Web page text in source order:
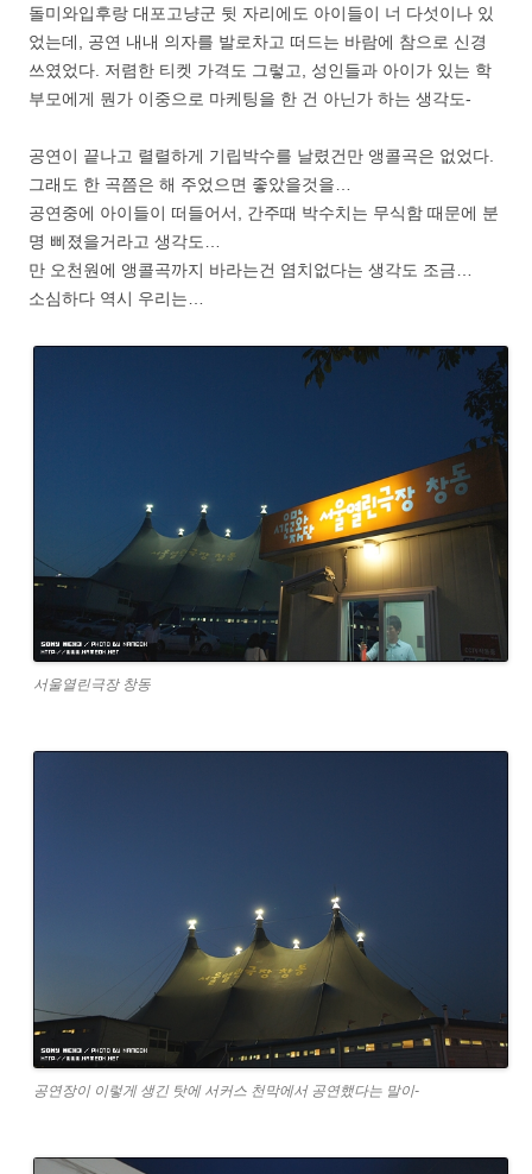
돌미와입후랑 대포고냥군 뒷 자리에도 아이들이 너 다섯이나 있
었는데, 공연 내내 의자를 발로차고 떠드는 바람에 참으로 신경
쓰였었다. 저렴한 티켓 가격도 그렇고, 성인들과 아이가 있는 학
부모에게 뭔가 이중으로 마케팅을 한 건 아닌가 하는 생각도-
공연이 끝나고 렬렬하게 기립박수를 날렸건만 앵콜곡은 없었다.
그래도 한 곡쯤은 해 주었으면 좋았을것을…
공연중에 아이들이 떠들어서, 간주때 박수치는 무식함 때문에 분
명 삐졌을거라고 생각도…
만 오천원에 앵콜곡까지 바라는건 염치없다는 생각도 조금…
소심하다 역시 우리는…
서울열린극장 창동
공연장이 이렇게 생긴 탓에 서커스 천막에서 공연했다는 말이-